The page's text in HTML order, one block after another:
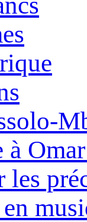
à
les
en